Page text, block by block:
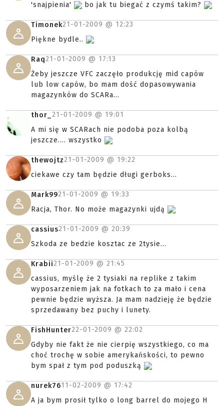
'snajpienia'
bo jak tu biegać z czymś takim?
Timonek21-01-2009 @ 12:23
Piękne bydle..
Raq21-01-2009 @ 17:13
Żeby jeszcze VFC zaczęło produkcję mid capów
lub low capów, bo mam dość dopasowywania
magazynków do SCARa...
thor_ 21-01-2009 @ 19:01
A mi się w SCARach nie podoba poza kolbą
jeszcze.... wszystko
thewojtz21-01-2009 @ 19:22
ciekawe czy tam będzie długi gerboks...
Mark9921-01-2009 @ 19:33
Racja, Thor. No może magazynki ujdą
cassius21-01-2009 @ 20:39
Szkoda ze bedzie kosztac ze 2tysie...
Krabii21-01-2009 @ 21:45
cassius, myślę że 2 tysiaki na replike z takim
wyposarzeniem jak na fotkach to za mało i cena
pewnie będzie wyższa. Ja mam nadzieję że będzie
sprzedawany bez puchy i lunety.
FishHunter22-01-2009 @ 22:02
Gdyby nie fakt że nie cierpię wszystkiego, co ma
choć trochę w sobie amerykańskości, to pewno
bym spał z tym pod poduszką
nurek7611-02-2009 @ 17:42
A ja bym prosił tylko o long barrel do mojego H